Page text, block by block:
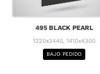
495 BLACK PEARL
1220x2440, 1410x4300
BAJO PEDIDO